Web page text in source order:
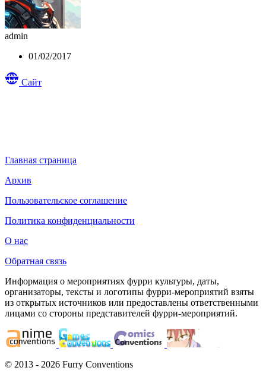
admin
01/02/2017
Сайт
Главная страница
Архив
Пользовательское соглашение
Политика конфиденциальности
О нас
Обратная связь
Информация о мероприятиях фурри культуры, даты,
организаторы, тексты и логотипы фурри-мероприятий взяты
из открытых источников или предоставлены ответственными
лицами со стороны представителей фурри-мероприятий.
© 2013 - 2026 Furry Conventions